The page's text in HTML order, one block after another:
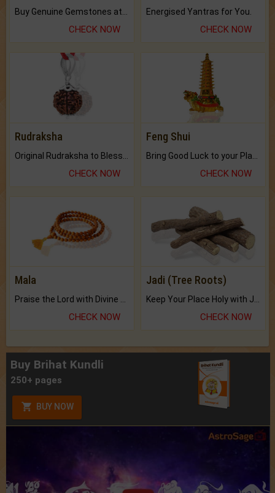
CHECK NOW
Energised Yantras for You.
CHECK NOW
Rudraksha
CHECK NOW
Feng Shui
CHECK NOW
Mala
Praise the Lord with Divine Energies of Mala.
CHECK NOW
Jadi (Tree Roots)
Keep Your Place Holy with Jadi.
CHECK NOW
Buy Brihat Kundli
250+ pages
BUY NOW